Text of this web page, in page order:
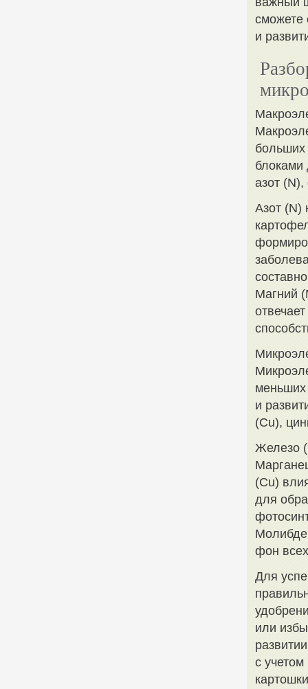
сможете
и
больших
блоками
азот
Азот (N)
Магний
меньших
и
(Cu),
Железо
(Cu)
для
фон
Для
или
с